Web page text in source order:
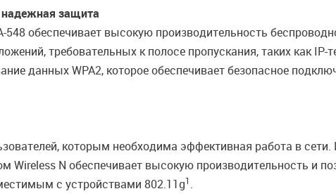
надежная защита
548 обеспечивает высокую производительность
требовательных к полосе пропускания, таких как IP-
данных WPA2, которое обеспечивает безопасное
которым необходима эффективная работа в
N обеспечивает высокую производительность и
с устройствами 802.11g1 .